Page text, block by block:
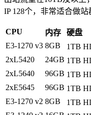
IP 128个，非常适合做站
CPU 内存 硬盘
E3-1270 v3 8GB 1TB
2xL5420
24GB 1TB
2xL5640
96GB 1TB
2xE5645
96GB 1TB
E3-1270 v2 8GB 1TB